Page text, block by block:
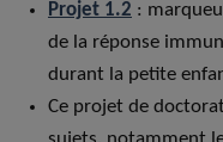
Projet 1.2 :
de la réponse
durant la petite
Ce projet de